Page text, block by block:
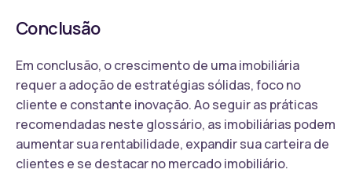
Conclusão
Em conclusão, o crescimento de uma imobiliária
requer a adoção de estratégias sólidas, foco no
cliente e constante inovação. Ao seguir as práticas
recomendadas neste glossário, as imobiliárias podem
aumentar sua rentabilidade, expandir sua carteira de
clientes e se destacar no mercado imobiliário.